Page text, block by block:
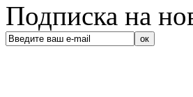
Подписка на